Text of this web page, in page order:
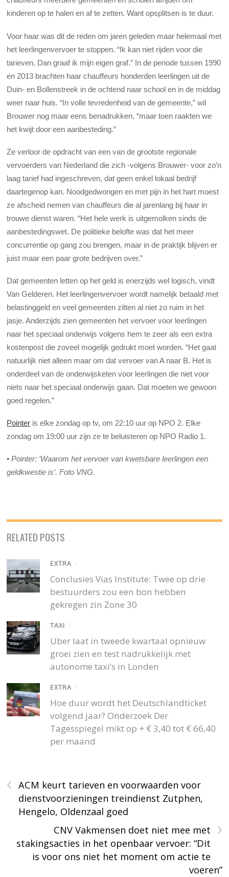
kinderen op te halen en af te zetten. Want opsplitsen is te duur.
Voor haar was dit de reden om jaren geleden maar helemaal met
het leerlingenvervoer te stoppen. “Ik kan niet rijden voor die
tarieven. Dan graaf ik mijn eigen graf.” In de periode tussen 1990
en 2013 brachten haar chauffeurs honderden leerlingen uit de
Duin- en Bollenstreek in de ochtend naar school en in de middag
weer naar huis. “In volle tevredenheid van de gemeente,” wil
Brouwer nog maar eens benadrukken, “maar toen raakten we
het kwijt door een aanbesteding.”
Ze verloor de opdracht van een van de grootste regionale
vervoerders van Nederland die zich -volgens Brouwer- voor zo’n
laag tarief had ingeschreven, dat geen enkel lokaal bedrijf
daartegenop kan. Noodgedwongen en met pijn in het hart moest
ze afscheid nemen van chauffeurs die al jarenlang bij haar in
trouwe dienst waren. “Het hele werk is uitgemolken sinds de
aanbestedingswet. De politieke belofte was dat het meer
concurrentie op gang zou brengen, maar in de praktijk blijven er
juist maar een paar grote bedrijven over.”
Dat gemeenten letten op het geld is enerzijds wel logisch, vindt
Van Gelderen. Het leerlingenvervoer wordt namelijk betaald met
belastinggeld en veel gemeenten zitten al niet zo ruim in het
jasje. Anderzijds zien gemeenten het vervoer voor leerlingen
naar het speciaal onderwijs volgens hem te zeer als een extra
kostenpost die zoveel mogelijk gedrukt moet worden. “Het gaat
natuurlijk niet alleen maar om dat vervoer van A naar B. Het is
onderdeel van de onderwijsketen voor leerlingen die niet voor
niets naar het speciaal onderwijs gaan. Dat moeten we gewoon
goed regelen.”
Pointer is elke zondag op tv, om 22:10 uur op NPO 2. Elke
zondag om 19:00 uur zijn ze te beluisteren op NPO Radio 1.
• Pointer: ‘Waarom het vervoer van kwetsbare leerlingen een
geldkwestie is’. Foto VNG.
RELATED POSTS
EXTRA /
Conclusies Vias Institute: Twee op drie
bestuurders zou een bon hebben
gekregen zin Zone 30
TAXI /
Uber laat in tweede kwartaal opnieuw
groei zien en test nadrukkelijk met
autonome taxi’s in Londen
EXTRA /
Hoe duur wordt het Deutschlandticket
volgend jaar? Onderzoek Der
Tagesspiegel mikt op + € 3,40 tot € 66,40
per maand
‹
ACM keurt tarieven en voorwaarden voor
dienstvoorzieningen treindienst Zutphen,
Hengelo, Oldenzaal goed
›
CNV Vakmensen doet niet mee met
stakingsacties in het openbaar vervoer: “Dit
is voor ons niet het moment om actie te
voeren”